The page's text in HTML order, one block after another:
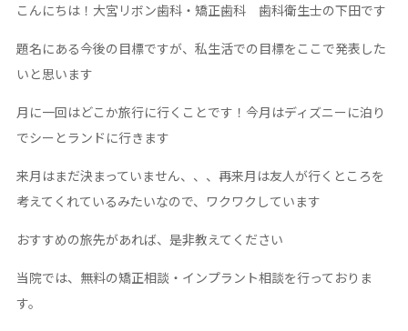
こんにちは！大宮リボン歯科・矯正歯科 歯科衛生士の下田です
題名にある今後の目標ですが、私生活での目標をここで発表した
いと思います
月に一回はどこか旅行に行くことです！今月はディズニーに泊り
でシーとランドに行きます
来月はまだ決まっていません、、、 再来月は友人が行くところを
考えてくれているみたいなので、ワクワクしています
おすすめの旅先があれば、是非教えてください
当院では、無料の矯正相談・インプラント相談を行っておりま
す。